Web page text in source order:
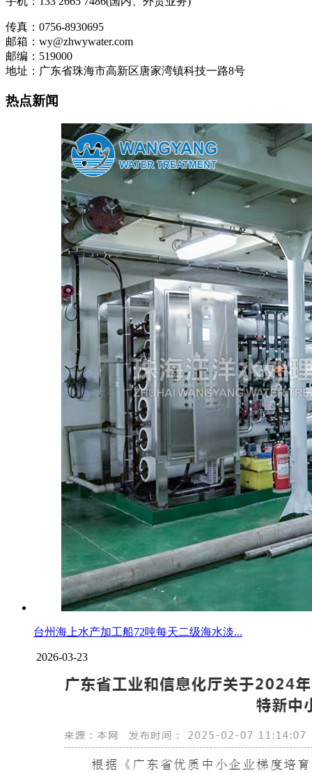
传真：0756-8930695
邮箱：wy@zhwywater.com
邮编：519000
地址：广东省珠海市高新区唐家湾镇科技一路8号
热点新闻
台州海上水产加工船72吨每天二级海水淡...
2026-03-23